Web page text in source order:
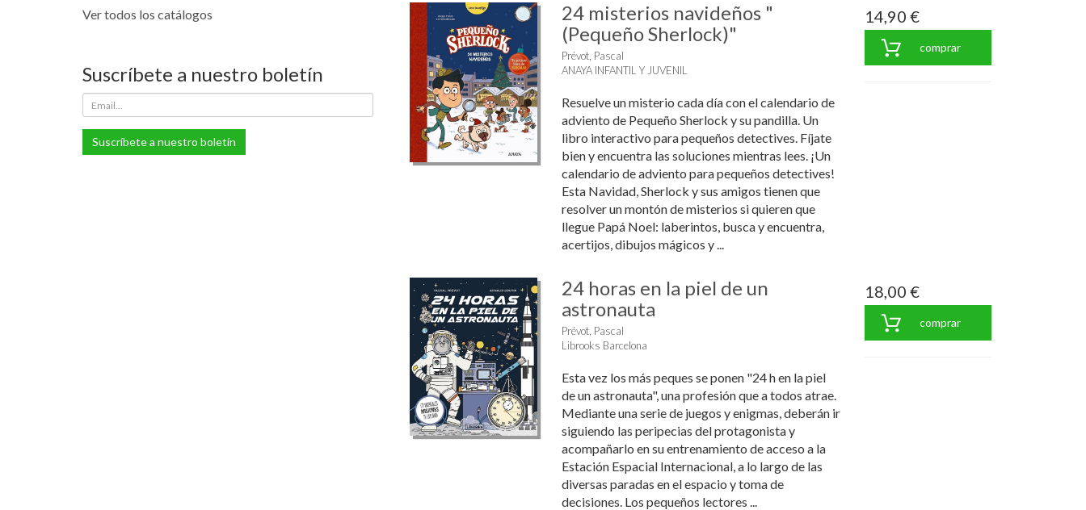
Ver todos los catálogos
Suscríbete a nuestro boletín
Suscríbete a nuestro boletín
24 misterios navideños "
(Pequeño Sherlock)"
Prévot, Pascal
ANAYA INFANTIL Y JUVENIL
Resuelve un misterio cada día con el calendario de
adviento de Pequeño Sherlock y su pandilla. Un
libro interactivo para pequeños detectives. Fíjate
bien y encuentra las soluciones mientras lees. ¡Un
calendario de adviento para pequeños detectives!
Esta Navidad, Sherlock y sus amigos tienen que
resolver un montón de misterios si quieren que
llegue Papá Noel: laberintos, busca y encuentra,
acertijos, dibujos mágicos y ...
14,90 €
comprar
24 horas en la piel de un
astronauta
Prévot, Pascal
Librooks Barcelona
Esta vez los más peques se ponen "24 h en la piel
de un astronauta", una profesión que a todos atrae.
Mediante una serie de juegos y enigmas, deberán ir
siguiendo las peripecias del protagonista y
acompañarlo en su entrenamiento de acceso a la
Estación Espacial Internacional, a lo largo de las
diversas paradas en el espacio y toma de
decisiones. Los pequeños lectores ...
18,00 €
comprar